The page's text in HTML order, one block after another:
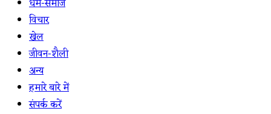
धर्म-समाज
विचार
खेल
जीवन-शैली
अन्य
हमारे बारे में
संपर्क करें